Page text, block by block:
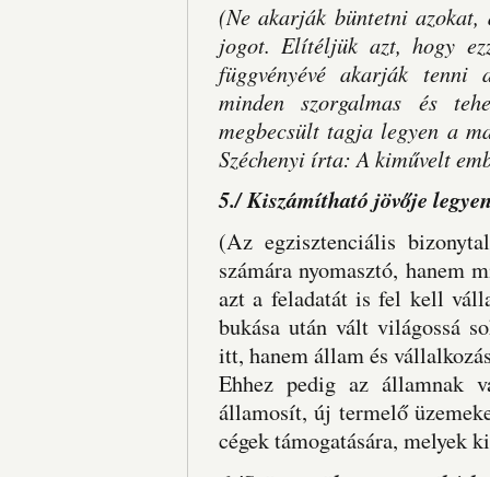
(Ne akarják büntetni azokat,
jogot. Elítéljük azt, hogy
függvényévé akarják tenni
minden szorgalmas és
megbecsült tagja legyen a
Széchenyi írta: A kiművelt
5./ Kiszámítható jövője
(Az egzisztenciális
számára nyomasztó, hanem
azt a feladatát is fel kell
bukása után vált világossá
itt, hanem állam és
Ehhez pedig az államnak
államosít, új termelő
cégek támogatására,